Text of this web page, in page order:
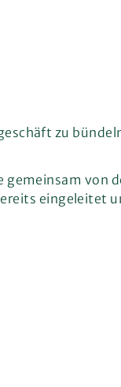
zu
von der
eingeleitet